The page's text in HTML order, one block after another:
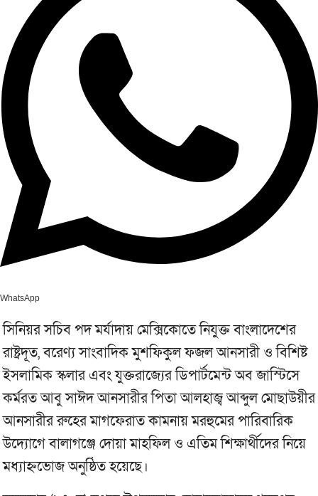
WhatsApp
সিনিয়র সচিব পদ মর্যাদায় মেক্সিকোতে নিযুক্ত বাংলাদেশের
রাষ্ট্রদূত, বরেণ্য সাংবাদিক মুশফিকুল ফজল আনসারী ও বিশিষ্ট
ইসলামিক স্কলার এবং যুক্তরাজ্যের ডিপার্টমেন্ট অব জাস্টিসে
কর্মরত আবু সাঈদ আনসারীর পিতা আলহাজ্ব আব্দুল মোছাউয়ীর
আনসারীর রুহের মাগফেরাত কামনায় মরহুমের পারিবারিক
উদ্যোগে বালাগঞ্জে দোয়া মাহফিল ও এতিম শিক্ষার্থীদের নিয়ে
মধ্যাহ্নভোজ অনুষ্ঠিত হয়েছে।